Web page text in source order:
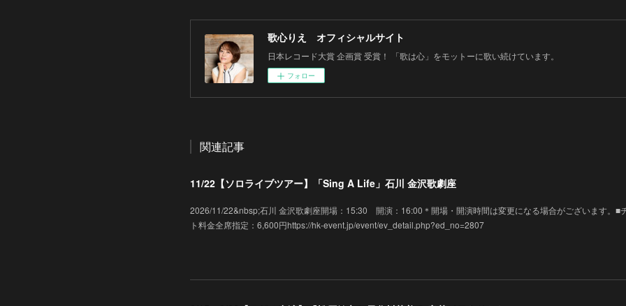
歌心りえ オフィシャルサイト
日本レコード大賞 企画賞 受賞！ 「歌は心」をモットーに歌い続けています。
フォロー
関連記事
11/22【ソロライブツアー】「Sing A Life」石川 金沢歌劇座
2026/11/22&nbsp;石川 金沢歌劇座開場：15:30 開演：16:00＊開場・開演時間は変更になる場合がございます。■
ト料金全席指定：6,600円https://hk-event.jp/event/ev_detail.php?ed_no=2807